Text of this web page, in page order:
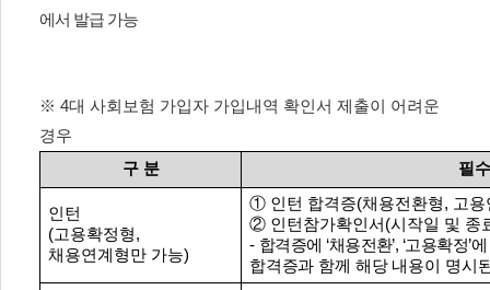
에서 발급 가능
※ 4대 사회보험 가입자 가입내역 확인서 제출이 어려운
경우
구 분
필
인턴
(고용확정형,
채용연계형만 가능)
① 인턴 합격증(채용전환형, 고
② 인턴참가확인서 (시작일 및 종
- 합격증에 ‘채용전환’, ‘고용확정’에
합격증과 함께 해당 내용이 명시